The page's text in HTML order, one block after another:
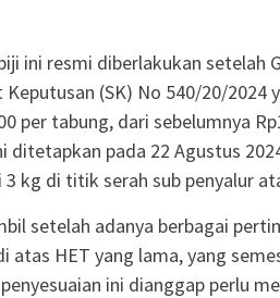
ini resmi diberlakukan setelah
(SK) No 540/20/2024
per tabung, dari sebelumnya
ditetapkan pada 22 Agustus
kg di titik serah sub penyalur
setelah adanya berbagai
atas HET yang lama, yang
ini dianggap perlu